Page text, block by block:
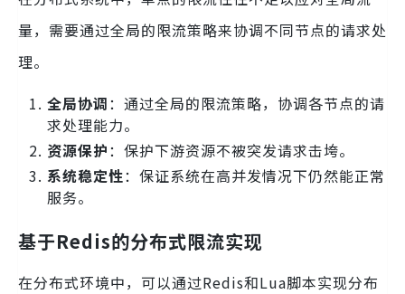
量，需要通过全局的限流策略来协调不同节点的请求处
理。
全局协调：通过全局的限流策略，协调各节点的请
求处理能力。
资源保护：保护下游资源不被突发请求击垮。
系统稳定性：保证系统在高并发情况下仍然能正常
服务。
基于Redis的分布式限流实现
在分布式环境中，可以通过Redis和Lua脚本实现分布